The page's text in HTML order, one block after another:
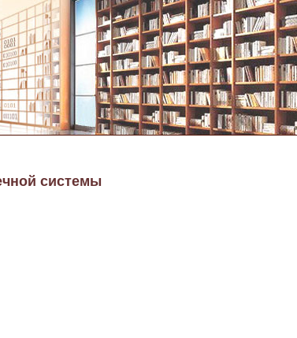
системы